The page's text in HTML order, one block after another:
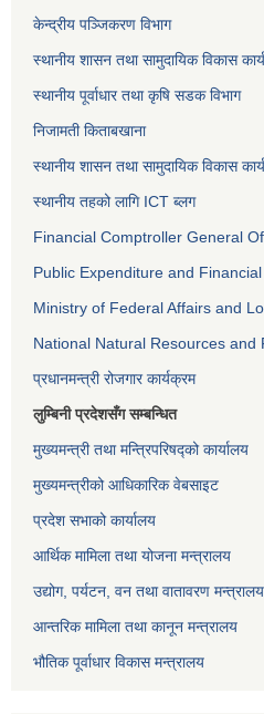
केन्द्रीय पञ्जिकरण विभाग
स्थानीय शासन तथा सामुदायिक विकास
स्थानीय पूर्वाधार तथा कृषि सडक विभाग
निजामती किताबखाना
स्थानीय शासन तथा सामुदायिक विकास
स्थानीय तहको लागि ICT ब्लग
Financial Comptroller General
Public Expenditure and
Ministry of Federal Affairs and
National Natural Resources and
प्रधानमन्त्री रोजगार कार्यक्रम
लुम्बिनी प्रदेशसँग सम्बन्धित
मुख्यमन्त्री तथा मन्त्रिपरिषद्को कार्यालय
मुख्यमन्त्रीको आधिकारिक वेबसाइट
प्रदेश सभाको कार्यालय
आर्थिक मामिला तथा योजना मन्त्रालय
उद्योग, पर्यटन, वन तथा वातावरण मन्त्रालय
आन्तरिक मामिला तथा कानून मन्त्रालय
भौतिक पूर्वाधार विकास मन्त्रालय